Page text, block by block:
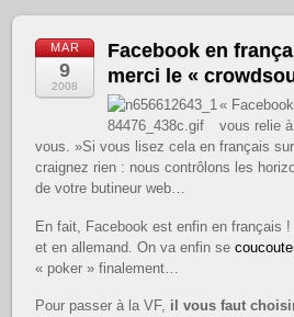
MAR
9
2008
Facebook en
merci le «
«
vous relie
vous. »Si vous lisez cela en français
craignez rien : nous contrôlons les
de votre butineur web…
En fait, Facebook est enfin en français
et en allemand. On va enfin se
« poker » finalement…
Pour passer à la VF, il vous faut